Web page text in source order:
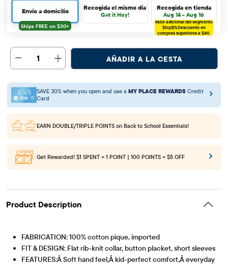
Envío a domicilio Recogida el mismo día
Get it Hoy!
Recogida en tienda
Aug 14 - Aug 16
Valor adicional del segmento
$tcp$%Descuento en
compras superiores a $40.
1 AÑADIR A LA CESTA
SAVE 30% when you open and use a MY PLACE REWARDS Credit
Card
EARN DOUBLE/TRIPLE POINTS on Back to School Essentials!
Get Rewarded! $1 SPENT = 1 POINT | 100 POINTS = $5 OFF
Product Description
FABRICATION: 100% cotton pique, imported
FIT & DESIGN: Flat rib-knit collar, button placket, short sleeves
FEATURES:Â Soft hand feel,Â kid-perfect comfort,Â everyday